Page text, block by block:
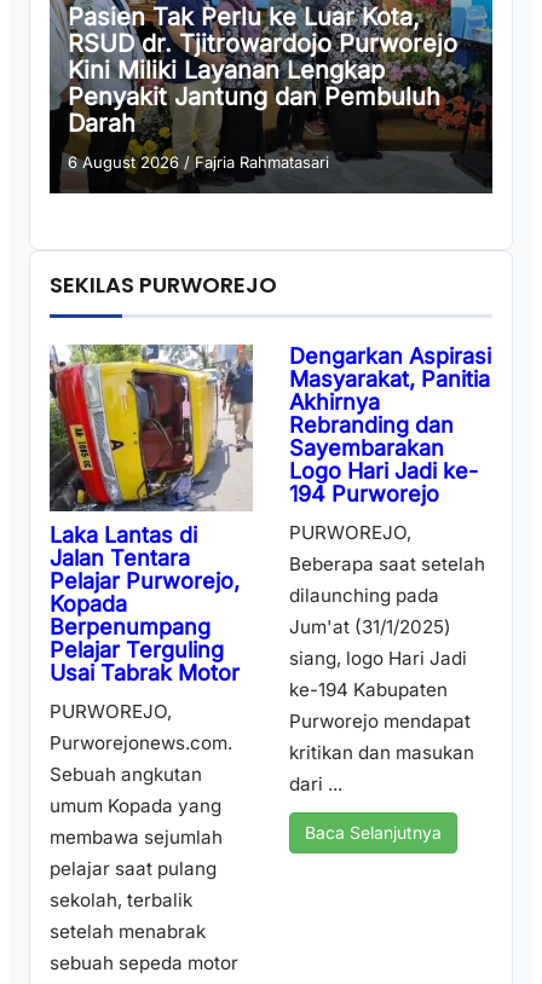
Pasien Tak Perlu ke Luar Kota,
RSUD dr. Tjitrowardojo Purworejo
Kini Miliki Layanan Lengkap
Penyakit Jantung dan Pembuluh
Darah
6 August 2026 /Fajria Rahmatasari
SEKILAS PURWOREJO
Laka Lantas di
Jalan Tentara
Pelajar Purworejo,
Kopada
Berpenumpang
Pelajar Terguling
Usai Tabrak Motor
PURWOREJO,
Purworejonews.com.
Sebuah angkutan
umum Kopada yang
membawa sejumlah
pelajar saat pulang
sekolah, terbalik
setelah menabrak
sebuah sepeda motor
Dengarkan Aspirasi
Masyarakat, Panitia
Akhirnya
Rebranding dan
Sayembarakan
Logo Hari Jadi ke-
194 Purworejo
PURWOREJO,
Beberapa saat setelah
dilaunching pada
Jum'at (31/1/2025)
siang, logo Hari Jadi
ke-194 Kabupaten
Purworejo mendapat
kritikan dan masukan
dari ...
Baca Selanjutnya